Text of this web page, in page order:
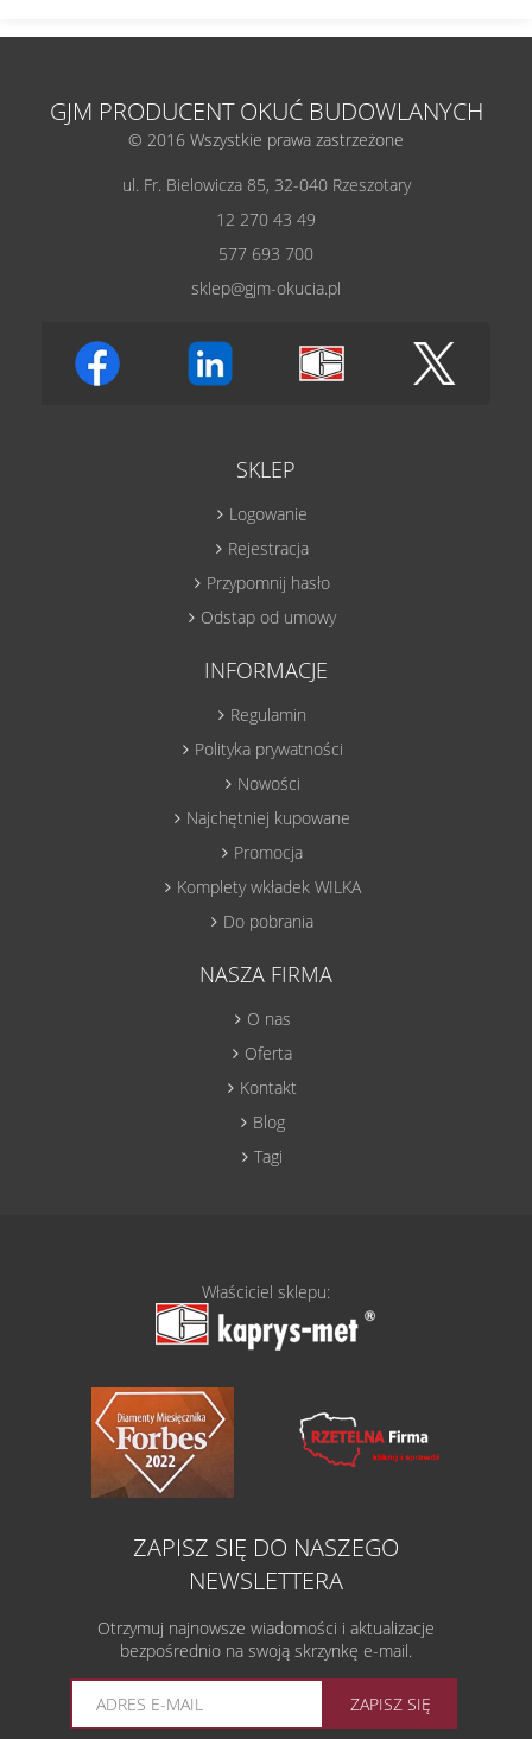
GJM PRODUCENT OKUĆ BUDOWLANYCH
© 2016 Wszystkie prawa zastrzeżone
ul. Fr. Bielowicza 85, 32-040 Rzeszotary
12 270 43 49
577 693 700
sklep@gjm-okucia.pl
SKLEP
Logowanie
Rejestracja
Przypomnij hasło
Odstap od umowy
INFORMACJE
Regulamin
Polityka prywatności
Nowości
Najchętniej kupowane
Promocja
Komplety wkładek WILKA
Do pobrania
NASZA FIRMA
O nas
Oferta
Kontakt
Blog
Tagi
Właściciel sklepu:
ZAPISZ SIĘ DO NASZEGO
NEWSLETTERA
Otrzymuj najnowsze wiadomości i aktualizacje
bezpośrednio na swoją skrzynkę e-mail.
ZAPISZ SIĘ